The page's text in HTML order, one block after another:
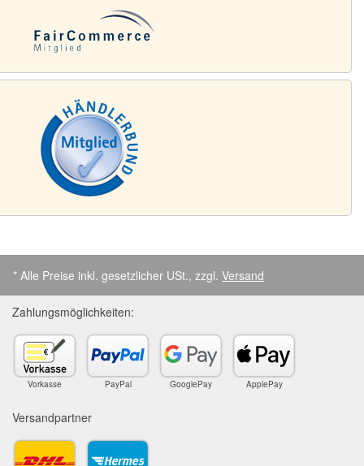
* Alle Preise inkl. gesetzlicher USt., zzgl. Versand
Zahlungsmöglichkeiten:
Vorkasse PayPal GooglePay ApplePay
Versandpartner